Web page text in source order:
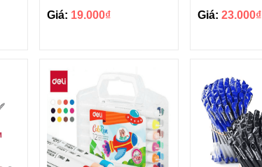
Giá: 19.000₫ Giá:23.000₫